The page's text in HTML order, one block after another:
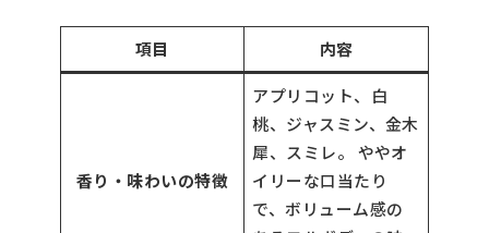
項目 内容
香り・味わいの特徴
アプリコット、白
桃、ジャスミン、金木
犀、スミレ。 ややオ
イリーな口当たり
で、ボリューム感の